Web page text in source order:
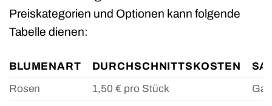
Preiskategorien und Optionen kann folgende
Tabelle dienen:
BLUMENART DURCHSCHNITTSKOSTEN
Rosen
1,50 € pro Stück